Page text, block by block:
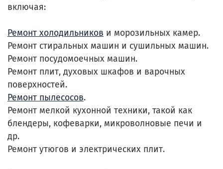
включая:
Ремонт холодильников и морозильных камер.
Ремонт стиральных машин и сушильных машин.
Ремонт посудомоечных машин.
Ремонт плит, духовых шкафов и варочных
поверхностей.
Ремонт пылесосов.
Ремонт мелкой кухонной техники, такой как
блендеры, кофеварки, микроволновые печи и
др.
Ремонт утюгов и электрических плит.